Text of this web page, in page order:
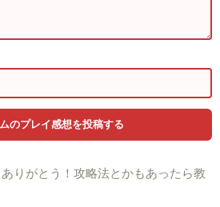
りがとう！攻略法とかもあったら教